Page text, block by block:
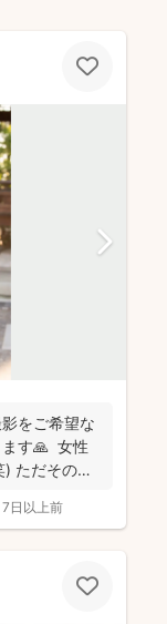
をご希望な
ます🙏 女性
ただその分
7日以上前